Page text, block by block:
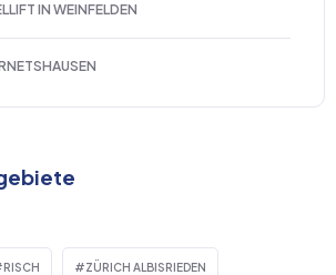
IN WEINFELDEN
RISCH ZÜRICH ALBISRIEDEN